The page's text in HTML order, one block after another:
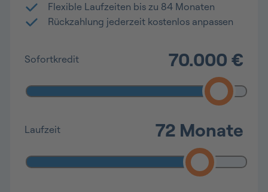
Flexible Laufzeiten bis zu 84 Monaten
Rückzahlung jederzeit kostenlos anpassen